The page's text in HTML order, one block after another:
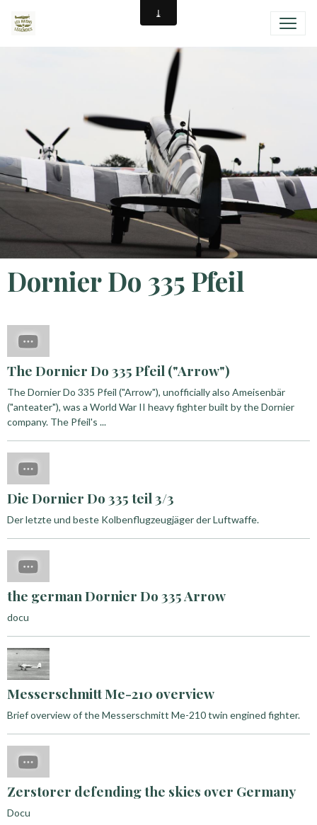
Dornier Do 335 Pfeil
The Dornier Do 335 Pfeil ("Arrow")
The Dornier Do 335 Pfeil ("Arrow"), unofficially also Ameisenbär
("anteater"), was a World War II heavy fighter built by the Dornier
company. The Pfeil's ...
Die Dornier Do 335 teil 3/3
Der letzte und beste Kolbenflugzeugjäger der Luftwaffe.
the german Dornier Do 335 Arrow
docu
Messerschmitt Me-210 overview
Brief overview of the Messerschmitt Me-210 twin engined fighter.
Zerstorer defending the skies over Germany
Docu